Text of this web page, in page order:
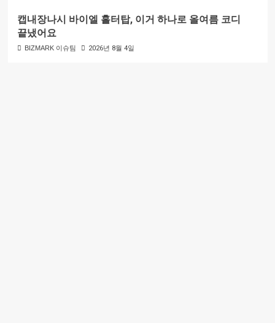
캡내장나시 바이엘 홀터탑, 이거 하나로 올여름 코디
끝냈어요
BIZMARK 이슈팀 2026년 8월 4일